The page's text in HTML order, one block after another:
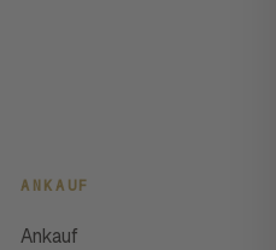
ANKAUF
Ankauf